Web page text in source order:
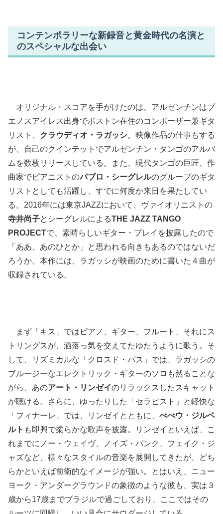
コンテンポラリーな新録音と黄金時代の名演と
のスペシャルな出会い
オリジナル・スコアを手がけたのは、アルゼンチンはブ
エノスアイレス出身でボストン在住のコンポーザー兼ギタ
リスト、 クラウディオ・ラガッシ。映像作品の仕事もする
が、自己のクインテットでアルゼンチン・タンゴのアルバ
ムを数枚リリースしている。また、現代タンゴの巨匠、作
曲家でピアニストのパブロ・シーグレルのグループのギタ
リストとしても活躍し、すでに何度か来日を果たしてい
る。2016年には東京JAZZにおいて、ヴァイオリニストの
寺井尚子とシーグレルによるTHE JAZZ TANGO
PROJECTで、素晴らしいギター・プレイを披露したので
「ああ、あのひとか」と思われる向きもあるのではないだ
ろうか。本作には、ラガッシが映画のために書いた４曲が
収録されている。
まず「キス」ではピアノ、ギター、フルート、それにス
トリングスが、洒落っ気を交えてたゆたうように歌う。そ
して、リズミカルな「クロスド・パス」では、ラガッシの
ブルージーなエレクトリック・ギターのソロも然ることな
がら、あのアート・リンゼイのリラックスしたスキャット
が聴ける。さらに、ゆったりした「セラピスト」と軽快な
「フィナーレ」では、リンゼイとともに、 べべウ・ジルベ
ルト も即興で柔らかな歌声を披露。リンゼイといえば、こ
れまでにノー・ウェイヴ、ノイズ・パンク、フェイク・ジ
ャズなど、様々なスタイルの音楽を展開してきたが、どち
らかといえば前衛的なイメージが強い。とはいえ、ニュー
ヨーク・アンダーグラウンドの象徴のような彼も、実は３
歳から17歳までブラジルで過ごしており、ここではその